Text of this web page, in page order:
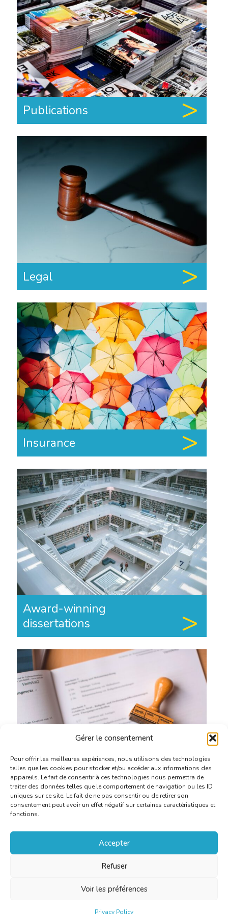
Gérer le consentement
Pour offrir les meilleures expériences, nous utilisons des technologies
telles que les cookies pour stocker et/ou accéder aux informations des
appareils. Le fait de consentir à ces technologies nous permettra de
traiter des données telles que le comportement de navigation ou les ID
uniques sur ce site. Le fait de ne pas consentir ou de retirer son
consentement peut avoir un effet négatif sur certaines caractéristiques et
fonctions.
Accepter
Refuser
Voir les préférences
Privacy Policy
Publications
Legal
Insurance
Award-winning
dissertations
Administration